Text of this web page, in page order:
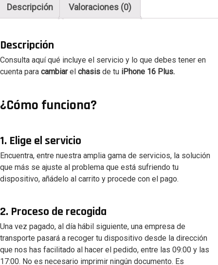
Descripción Valoraciones (0)
Descripción
Consulta aquí qué incluye el servicio y lo que debes tener en
cuenta para cambiarel chasis de tu iPhone 16 Plus.
¿Cómo funciona?
1. Elige el servicio
Encuentra, entre nuestra amplia gama de servicios, la solución
que más se ajuste al problema que está sufriendo tu
dispositivo, añádelo al carrito y procede con el pago.
2. Proceso de recogida
Una vez pagado, al día hábil siguiente, una empresa de
transporte pasará a recoger tu dispositivo desde la dirección
que nos has facilitado al hacer el pedido, entre las 09:00 y las
17:00. No es necesario imprimir ningún documento. Es